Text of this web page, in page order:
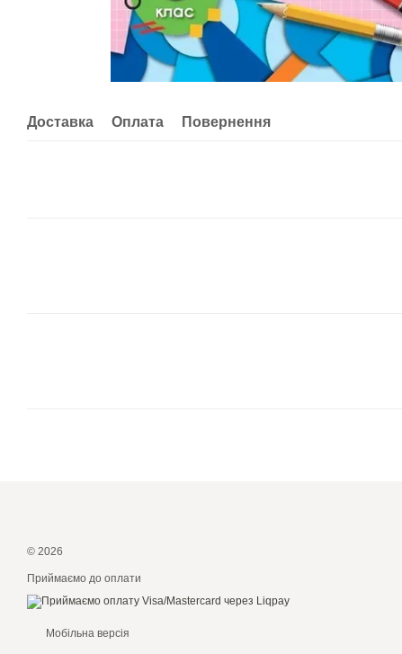
Доставка Оплата Повернення
© 2026
Приймаємо до оплати
Мобільна версія